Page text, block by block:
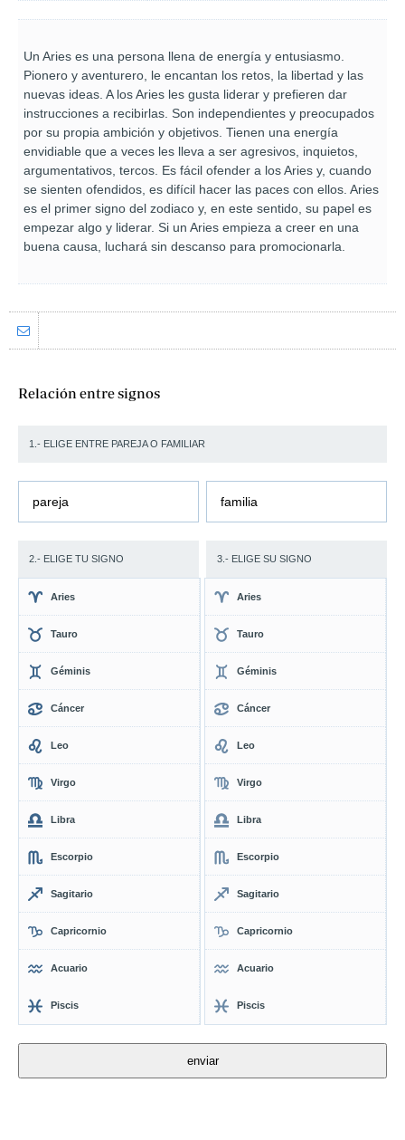
Un Aries es una persona llena de energía y entusiasmo.
Pionero y aventurero, le encantan los retos, la libertad y las
nuevas ideas. A los Aries les gusta liderar y prefieren dar
instrucciones a recibirlas. Son independientes y preocupados
por su propia ambición y objetivos. Tienen una energía
envidiable que a veces les lleva a ser agresivos, inquietos,
argumentativos, tercos. Es fácil ofender a los Aries y, cuando
se sienten ofendidos, es difícil hacer las paces con ellos. Aries
es el primer signo del zodiaco y, en este sentido, su papel es
empezar algo y liderar. Si un Aries empieza a creer en una
buena causa, luchará sin descanso para promocionarla.
Relación entre signos
1.- ELIGE ENTRE PAREJA O FAMILIAR
pareja familia
2.- ELIGE TU SIGNO 3.- ELIGE SU SIGNO
Aries
Tauro
Géminis
Cáncer
Leo
Virgo
Libra
Escorpio
Sagitario
Capricornio
Acuario
Piscis
Aries
Tauro
Géminis
Cáncer
Leo
Virgo
Libra
Escorpio
Sagitario
Capricornio
Acuario
Piscis